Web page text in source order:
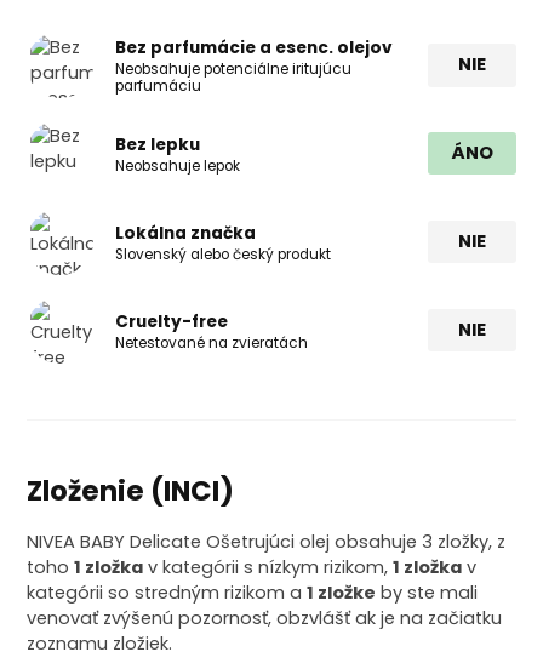
Bez parfumácie a esenc. olejov
Neobsahuje potenciálne iritujúcu
parfumáciu
NIE
Bez lepku
Neobsahuje lepok
ÁNO
Lokálna značka
Slovenský alebo český produkt
NIE
Cruelty-free
Netestované na zvieratách
NIE
Zloženie (INCI)
NIVEA BABY Delicate Ošetrujúci olej obsahuje 3 zložky, z
toho1 zložka v kategórii s nízkym rizikom,1 zložka v
kategórii so stredným rizikom a1 zložke by ste mali
venovať zvýšenú pozornosť, obzvlášť ak je na začiatku
zoznamu zložiek.